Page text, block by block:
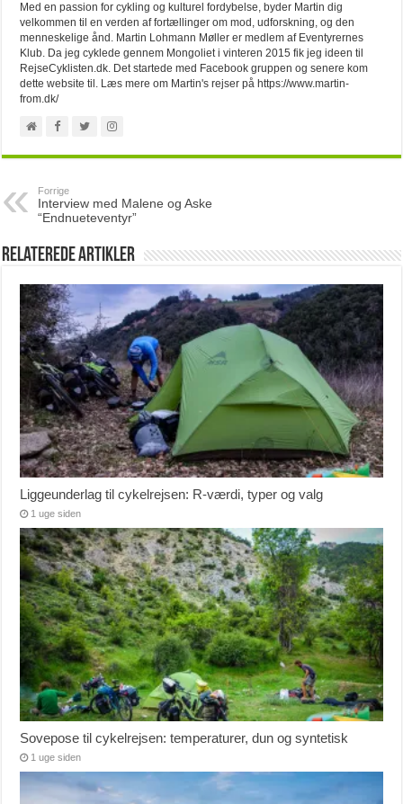
Med en passion for cykling og kulturel fordybelse, byder Martin dig
velkommen til en verden af fortællinger om mod, udforskning, og den
menneskelige ånd. Martin Lohmann Møller er medlem af Eventyrernes
Klub. Da jeg cyklede gennem Mongoliet i vinteren 2015 fik jeg ideen til
RejseCyklisten.dk. Det startede med Facebook gruppen og senere kom
dette website til. Læs mere om Martin's rejser på https://www.martin-
from.dk/
Forrige
Interview med Malene og Aske
“Endnueteventyr”
Relaterede artikler
Liggeunderlag til cykelrejsen: R-værdi, typer og valg
1 uge siden
Sovepose til cykelrejsen: temperaturer, dun og syntetisk
1 uge siden